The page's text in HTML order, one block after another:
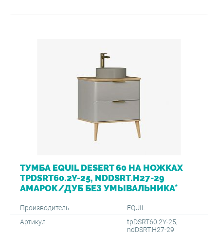
ТУМБА EQUIL DESERT 60 НА НОЖКАХ
TPDSRT60.2Y-25, NDDSRT.H27-29
АМАРОК/ДУБ БЕЗ УМЫВАЛЬНИКА*
Производитель
EQUIL
Артикул
tpDSRT60.2Y-25,
ndDSRT.H27-29